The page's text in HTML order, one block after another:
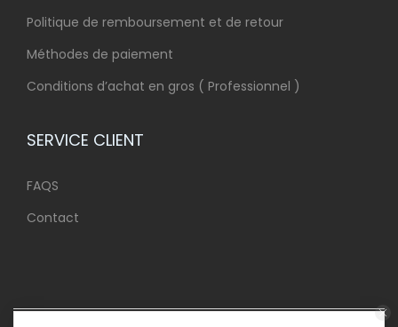
Politique de remboursement et de retour
Méthodes de paiement
Conditions d’achat en gros ( Professionnel )
SERVICE CLIENT
FAQS
Contact